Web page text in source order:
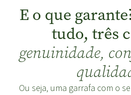
E o que
tudo, três
genuinidade,
Ou seja, uma garrafa com o